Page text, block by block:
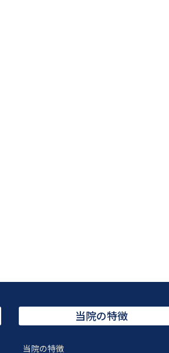
当院の特徴
当院の特徴